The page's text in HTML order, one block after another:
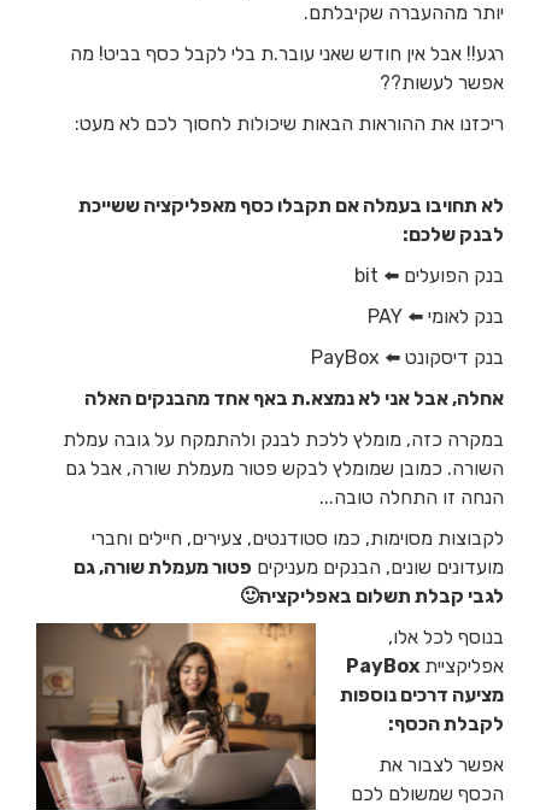
יותר מההעברה שקיבלתם.
רגע!! אבל אין חודש שאני עובר.ת בלי לקבל כסף בביט! מה
אפשר לעשות??
ריכזנו את ההוראות הבאות שיכולות לחסוך לכם לא מעט:
לא תחויבו בעמלה אם תקבלו כסף מאפליקציה ששייכת
לבנק שלכם:
בנק הפועלים ⬅️ bit
בנק לאומי ⬅️ PAY
בנק דיסקונט ⬅️ PayBox
אחלה, אבל אני לא נמצא.ת באף אחד מהבנקים האלה
במקרה כזה, מומלץ ללכת לבנק ולהתמקח על גובה עמלת
השורה. כמובן שמומלץ לבקש פטור מעמלת שורה, אבל גם
הנחה זו התחלה טובה...
לקבוצות מסוימות, כמו סטודנטים, צעירים, חיילים וחברי
מועדונים שונים, הבנקים מעניקים פטור מעמלת שורה, גם
לגבי קבלת תשלום באפליקציה🙂
בנוסף לכל אלו,
אפליקציית PayBox
מציעה דרכים נוספות
לקבלת הכסף:
אפשר לצבור את
הכסף שמשולם לכם